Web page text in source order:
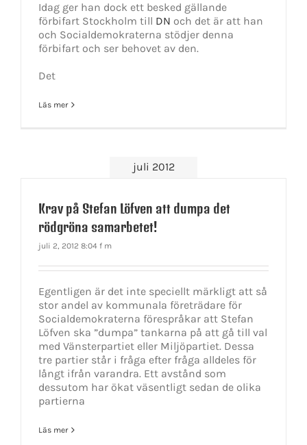
Idag ger han dock ett besked gällande
förbifart Stockholm till DN och det är att han
och Socialdemokraterna stödjer denna
förbifart och ser behovet av den.
Det
Läs mer
juli 2012
Krav på Stefan Löfven att dumpa det
rödgröna samarbetet!
juli 2, 2012 8:04 f m
Egentligen är det inte speciellt märkligt att så
stor andel av kommunala företrädare för
Socialdemokraterna förespråkar att Stefan
Löfven ska ”dumpa” tankarna på att gå till val
med Vänsterpartiet eller Miljöpartiet. Dessa
tre partier står i fråga efter fråga alldeles för
långt ifrån varandra. Ett avstånd som
dessutom har ökat väsentligt sedan de olika
partierna
Läs mer